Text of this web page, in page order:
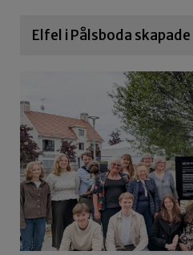
Elfel i Pålsboda